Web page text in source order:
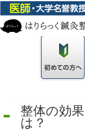
整体の効
は？